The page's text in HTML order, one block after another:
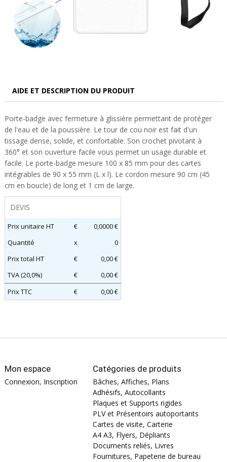
AIDE ET DESCRIPTION DU PRODUIT
Porte-badge avec fermeture à glissière permettant de protéger
de l'eau et de la poussière. Le tour de cou noir est fait d'un
tissage dense, solide, et confortable. Son crochet pivotant à
360° et son ouverture facile vous permet un usage durable et
facile. Le porte-badge mesure 100 x 85 mm pour des cartes
intégrables de 90 x 55 mm (L x l). Le cordon mesure 90 cm (45
cm en boucle) de long et 1 cm de large.
DEVIS
Prix unitaire HT €
0,0000 €
Quantité
x
0
Prix total HT
€
0,00 €
TVA (20,0%)
€
0,00 €
Prix TTC
€ 0,00 €
Mon espace
Connexion, Inscription
Catégories de produits
Bâches, Affiches, Plans
Adhésifs, Autocollants
Plaques et Supports rigides
PLV et Présentoirs autoportants
Cartes de visite, Carterie
A4 A3, Flyers, Dépliants
Documents reliés, Livres
Fournitures, Papeterie de bureau